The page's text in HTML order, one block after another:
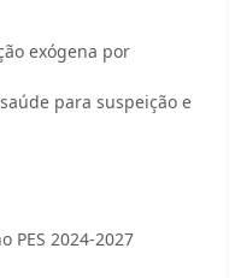
exógena por
para suspeição e
PES 2024-2027